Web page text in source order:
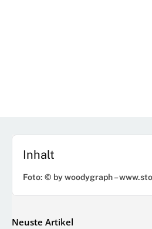
Inhalt
Foto: © by woodygraph –
Neuste Artikel